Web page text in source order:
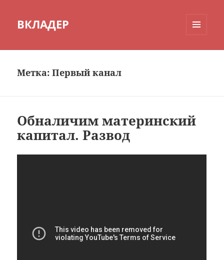
ВКЛАДЕР
Метка:Первый канал
Обналичим материнский
капитал. Развод